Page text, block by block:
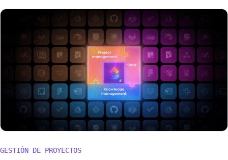
GESTIÓN DE PROYECTOS